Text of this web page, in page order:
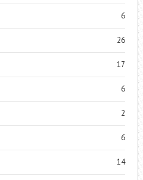
6
26
17
6
2
6
14